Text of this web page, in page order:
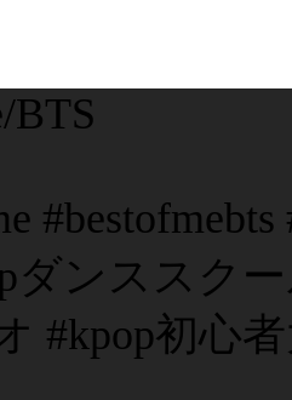
BTS
ダンススク
#kpop初心